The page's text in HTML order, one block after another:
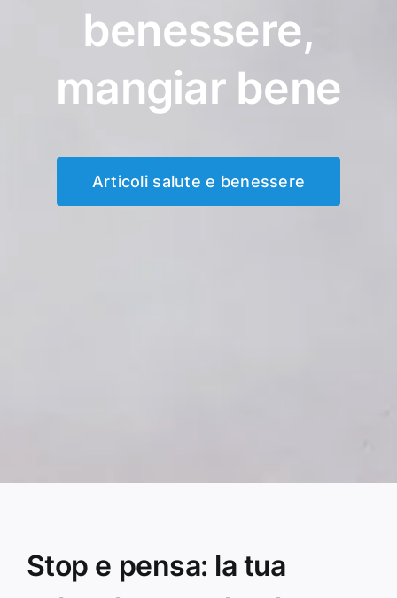
benessere,
mangiar bene
Articoli salute e benessere
Stop e pensa: la tua